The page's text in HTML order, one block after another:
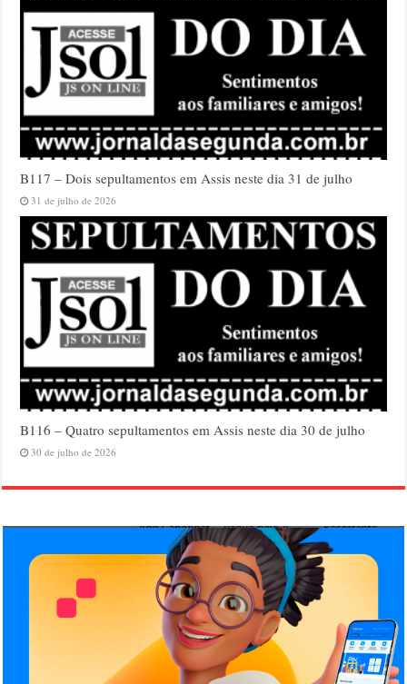
B117 – Dois sepultamentos em Assis neste dia 31 de julho
31 de julho de 2026
B116 – Quatro sepultamentos em Assis neste dia 30 de julho
30 de julho de 2026